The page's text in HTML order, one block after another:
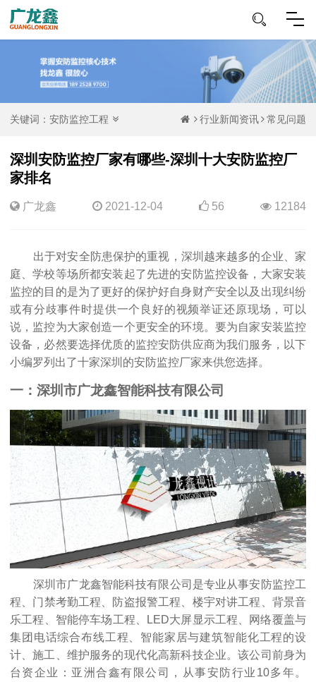
关键词： 安防监控工程 行业新闻资讯 常见问题
深圳安防监控厂家有哪些-深圳十大安防监控厂
家排名
广龙鑫 2021-12-04 56 12184
出于对安全防患保护的重视，深圳越来越多的企业、家
庭、学校等场所都安装起了先进的安防监控设备，大家安装
监控的目的是为了更好的保护好自身财产安全以及出现纠纷
或有分歧事件时提供一个良好的视频举证还原现场，可以
说，监控为大家创造一个更安全的环境。要为自家安装监控
设备，必然要选择优质的监控安防供应商为我们服务，以下
小编罗列出了十家深圳的安防监控厂家来供您选择。
一：深圳市广龙鑫智能科技有限公司
深圳市广龙鑫智能科技有限公司是专业从事安防监控工
程
门禁考勤工程 防盗报警工程 楼宇对讲工程 、背景音
乐工程、智能停车场工程、LED大屏显示工程、网络覆盖与
集团电话综合布线工程、智能家居与建筑智能化工程的设
计、施工、维护服务的现代化高新科技企业。该公司前身为
台资企业：亚洲合鑫有限公司，从事安防行业10多年。